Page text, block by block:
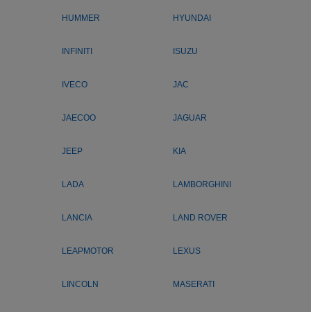
HUMMER HYUNDAI
INFINITI ISUZU
IVECO JAC
JAECOO JAGUAR
JEEP KIA
LADA LAMBORGHINI
LANCIA LAND ROVER
LEAPMOTOR LEXUS
LINCOLN MASERATI